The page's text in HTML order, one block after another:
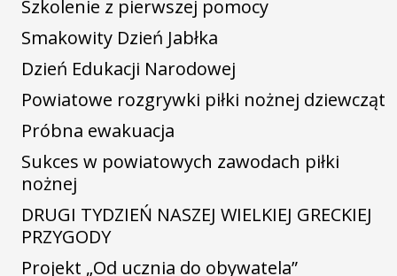
Szkolenie z pierwszej pomocy
Smakowity Dzień Jabłka
Dzień Edukacji Narodowej
Powiatowe rozgrywki piłki nożnej dziewcząt
Próbna ewakuacja
Sukces w powiatowych zawodach piłki
nożnej
DRUGI TYDZIEŃ NASZEJ WIELKIEJ GRECKIEJ
PRZYGODY
Projekt „Od ucznia do obywatela”